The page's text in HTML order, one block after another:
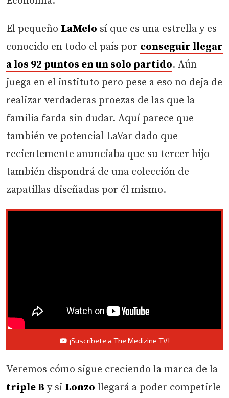
El pequeño LaMelo sí que es una estrella y es
conocido en todo el país por conseguir llegar
a los 92 puntos en un solo partido. Aún
juega en el instituto pero pese a eso no deja de
realizar verdaderas proezas de las que la
familia farda sin dudar. Aquí parece que
también ve potencial LaVar dado que
recientemente anunciaba que su tercer hijo
también dispondrá de una colección de
zapatillas diseñadas por él mismo.
¡Suscríbete a The Medizine TV!
Veremos cómo sigue creciendo la marca de la
triple B y si Lonzo llegará a poder competirle